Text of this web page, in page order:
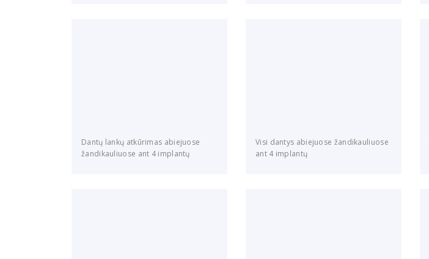
Dantų lankų atkūrimas abiejuose
žandikauliuose ant 4 implantų
Visi dantys abiejuose žandikauliuose
ant 4 implantų